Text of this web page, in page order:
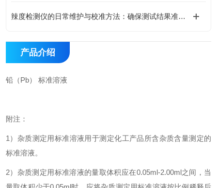
辣度检测仪的日常维护与校准方法：确保测试结果准确性的关键技巧
产品介绍
铅（Pb） 标准溶液
附注：
1 ）杂质测定用标准溶液用于测定化工产品所含杂质含量测定的
标准溶液。
2）杂质测定用标准溶液的量取体积应在0.05ml-2.00ml之间，当